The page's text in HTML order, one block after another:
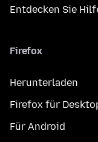
Entdecken Sie
Firefox
Herunterladen
Firefox für
Für Android